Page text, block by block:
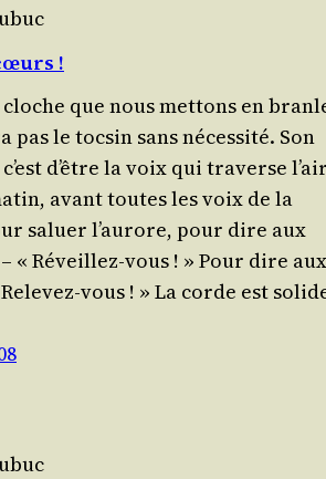
!
que nous met­tons en
pas le tocsin sans néces­si­té. Son
d’être la voix qui tra­verse l’air
avant toutes les voix de la
saluer l’au­rore, pour dire aux
« Réveillez-vous ! » Pour dire aux
Relevez-vous ! » La corde est